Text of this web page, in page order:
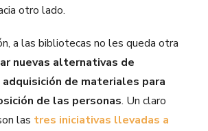
otro lado.
a las bibliotecas no les queda otra
nuevas alternativas de
adquisición de materiales para
de las personas. Un claro
las tres iniciativas llevadas a